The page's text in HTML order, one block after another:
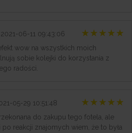
2021-06-11 09:43:06
wow na wszystkich moich
sobie kolejki do korzystania z
radości.
05-29 10:51:48
do zakupu tego fotela, ale
reakcji znajomych wiem, że to była